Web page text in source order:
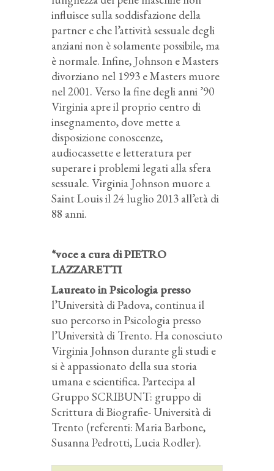
influisce sulla soddisfazione della
partner e che l’attività sessuale degli
anziani non è solamente possibile, ma
è normale. Infine, Johnson e Masters
divorziano nel 1993 e Masters muore
nel 2001. Verso la fine degli anni ’90
Virginia apre il proprio centro di
insegnamento, dove mette a
disposizione conoscenze,
audiocassette e letteratura per
superare i problemi legati alla sfera
sessuale. Virginia Johnson muore a
Saint Louis il 24 luglio 2013 all’età di
88 anni.
*voce a cura di PIETRO
LAZZARETTI
Laureato in Psicologia presso
l’Università di Padova, continua il
suo percorso in Psicologia presso
l’Università di Trento. Ha conosciuto
Virginia Johnson durante gli studi e
si è appassionato della sua storia
umana e scientifica. Partecipa al
Gruppo SCRIBUNT: gruppo di
Scrittura di Biografie- Università di
Trento (referenti: Maria Barbone,
Susanna Pedrotti, Lucia Rodler).